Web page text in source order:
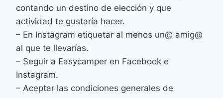
contando un destino de elección y que
actividad te gustaría hacer.
– En Instagram etiquetar al menos un@ amig@
al que te llevarías.
– Seguir a Easycamper en Facebook e
Instagram.
– Aceptar las condiciones generales de